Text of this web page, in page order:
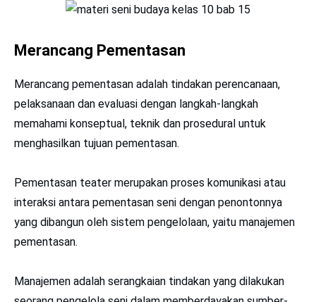
Merancang Pementasan
Merancang pementasan adalah tindakan perencanaan,
pelaksanaan dan evaluasi dengan langkah-langkah
memahami konseptual, teknik dan prosedural untuk
menghasilkan tujuan pementasan.
Pementasan teater merupakan proses komunikasi atau
interaksi antara pementasan seni dengan penontonnya
yang dibangun oleh sistem pengelolaan, yaitu manajemen
pementasan.
Manajemen adalah serangkaian tindakan yang dilakukan